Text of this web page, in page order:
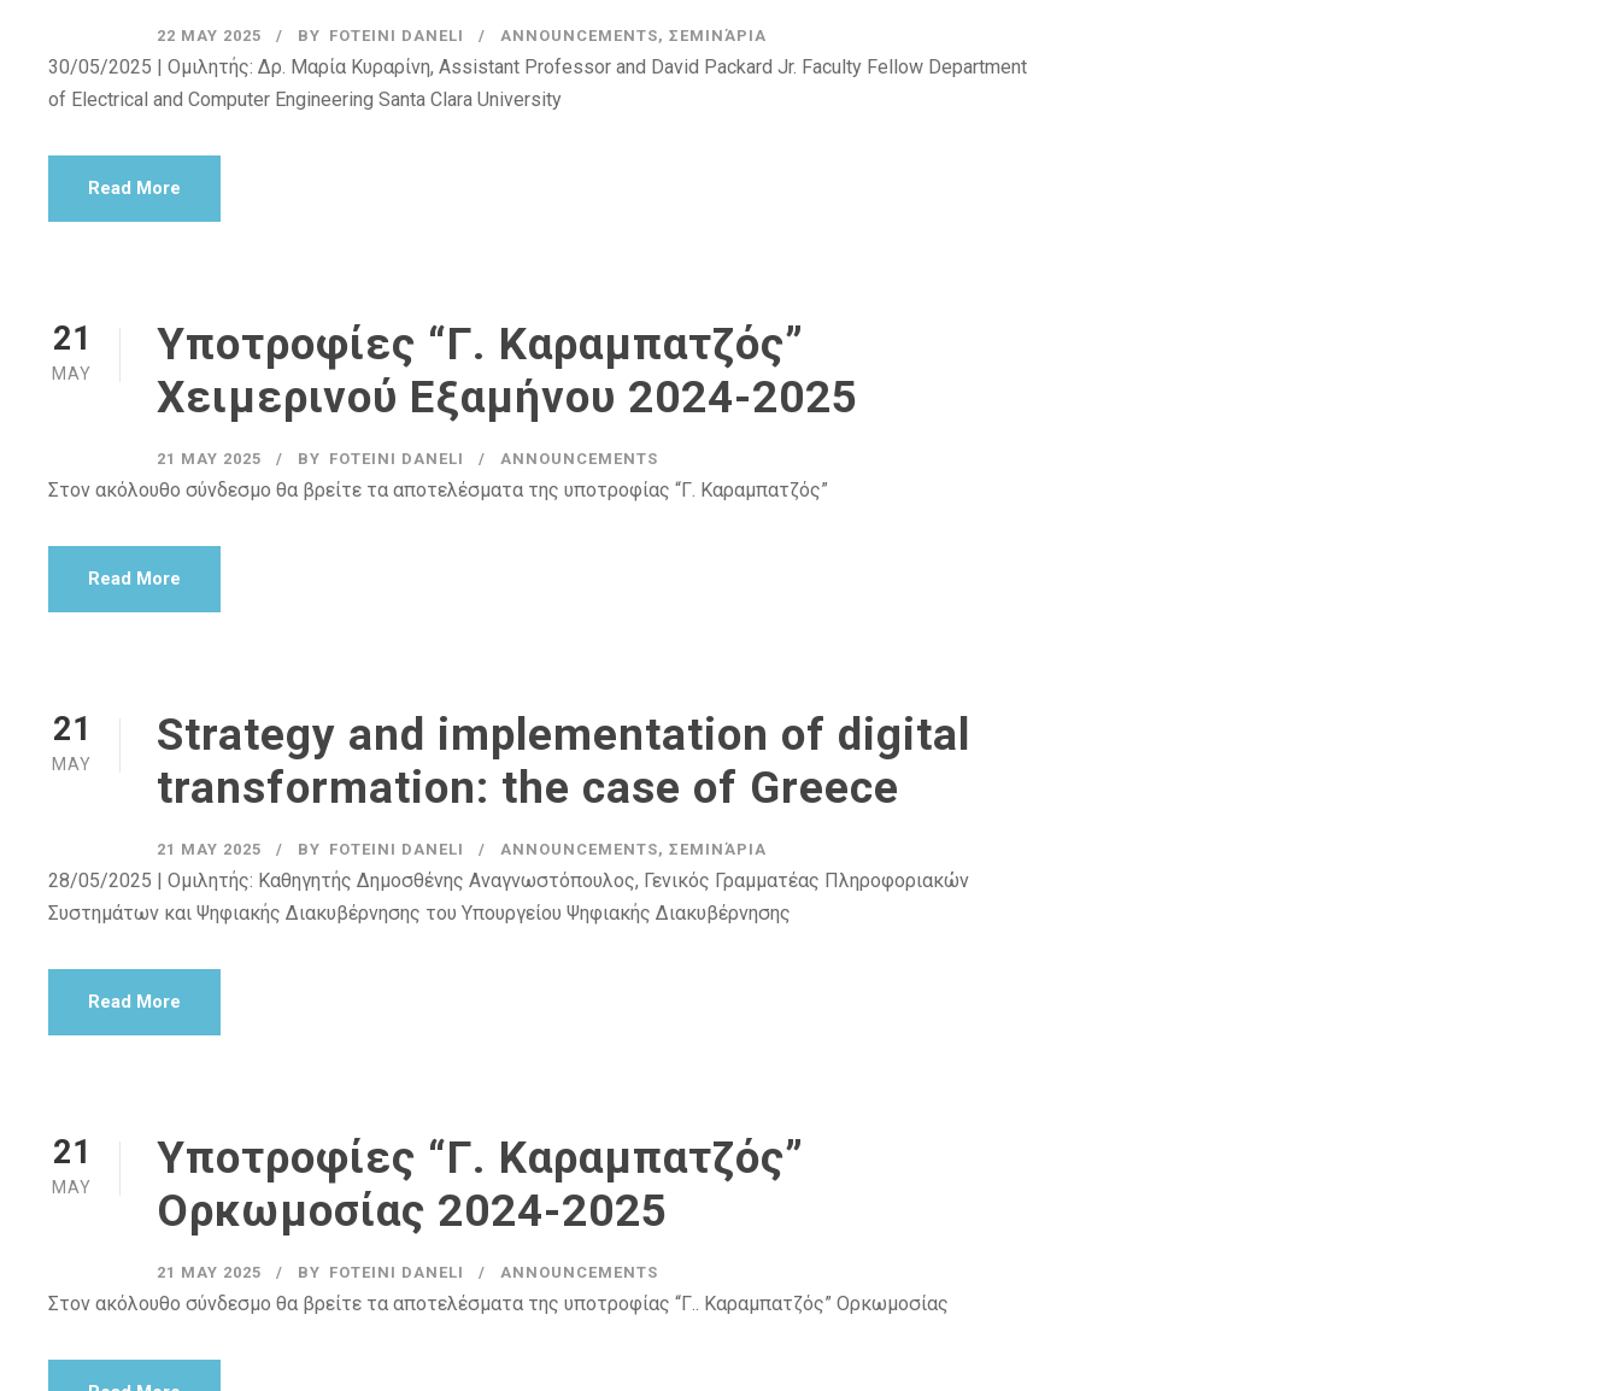
22 MAY 2025 BY FOTEINI DANELI ANNOUNCEMENTS, ΣΕΜΙΝΆΡΙΑ
30/05/2025 | Ομιλητής: Δρ. Μαρία Κυραρίνη, Assistant Professor and David Packard Jr. Faculty Fellow Department
of Electrical and Computer Engineering Santa Clara University
Read More
21
MAY
Υποτροφίες “Γ. Καραμπατζός”
Χειμερινού Εξαμήνου 2024-2025
21 MAY 2025 BY FOTEINI DANELI ANNOUNCEMENTS
Στον ακόλουθο σύνδεσμο θα βρείτε τα αποτελέσματα της υποτροφίας “Γ. Καραμπατζός”
Read More
21
MAY
Strategy and implementation of digital
transformation: the case of Greece
21 MAY 2025 BY FOTEINI DANELI ANNOUNCEMENTS, ΣΕΜΙΝΆΡΙΑ
28/05/2025 | Ομιλητής: Καθηγητής Δημοσθένης Αναγνωστόπουλος, Γενικός Γραμματέας Πληροφοριακών
Συστημάτων και Ψηφιακής Διακυβέρνησης του Υπουργείου Ψηφιακής Διακυβέρνησης
Read More
21
MAY
Υποτροφίες “Γ. Καραμπατζός”
Ορκωμοσίας 2024-2025
21 MAY 2025 BY FOTEINI DANELI ANNOUNCEMENTS
Στον ακόλουθο σύνδεσμο θα βρείτε τα αποτελέσματα της υποτροφίας “Γ.. Καραμπατζός” Ορκωμοσίας